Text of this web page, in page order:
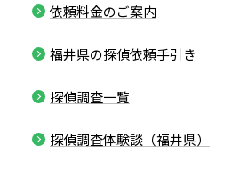
依頼料金のご案内
福井県の探偵依頼手引き
探偵調査一覧
探偵調査体験談（福井県）